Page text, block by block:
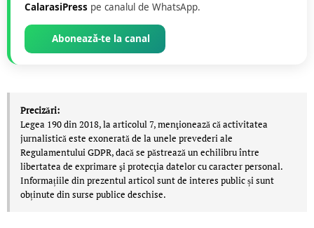
CalarasiPress pe canalul de WhatsApp.
Abonează-te la canal
Precizări:
Legea 190 din 2018, la articolul 7, menţionează că activitatea
jurnalistică este exonerată de la unele prevederi ale
Regulamentului GDPR, dacă se păstrează un echilibru între
libertatea de exprimare şi protecţia datelor cu caracter personal.
Informațiile din prezentul articol sunt de interes public și sunt
obținute din surse publice deschise.